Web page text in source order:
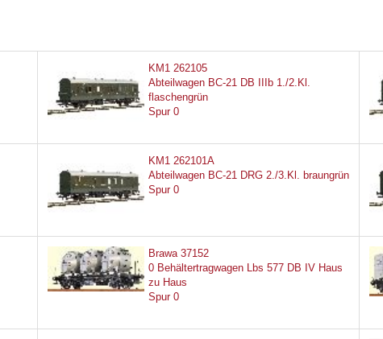
KM1 262105
Abteilwagen BC-21 DB IIIb 1./2.Kl.
flaschengrün
Spur 0
KM1 262101A
Abteilwagen BC-21 DRG 2./3.Kl. braungrün
Spur 0
Brawa 37152
0 Behältertragwagen Lbs 577 DB IV Haus
zu Haus
Spur 0